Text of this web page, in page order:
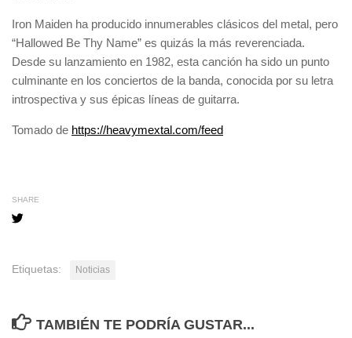
Iron Maiden ha producido innumerables clásicos del metal, pero
“Hallowed Be Thy Name” es quizás la más reverenciada.
Desde su lanzamiento en 1982, esta canción ha sido un punto
culminante en los conciertos de la banda, conocida por su letra
introspectiva y sus épicas líneas de guitarra.
Navegación
Tomado de https://heavymextal.com/feed
SHARE
Etiquetas: Noticias
TAMBIÉN TE PODRÍA GUSTAR...